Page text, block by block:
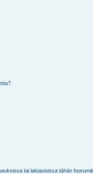
tai lakiasioissa tähän